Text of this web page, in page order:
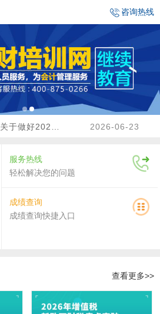
咨询热线
2026-06-23
关于做好2026年度龙口市会计人员继续教育工作的通知 2026-07-30
济宁市财政局关于做好高端会计人才（企业类）培养班选拔工作的通知 2026-06-30
服务热线
轻松解决您的问题
成绩查询
成绩查询快捷入口
查看更多>>